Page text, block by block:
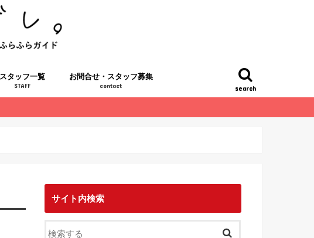
search
スタッフ一覧
STAFF
お問合せ・スタッフ募集
contact
サイト内検索